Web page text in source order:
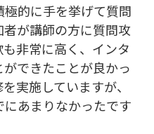
的に手を挙げて質問
が講師の方に質問攻
非常に高く、インタ
できたことが良かっ
実施していますが、
あまりなかったです